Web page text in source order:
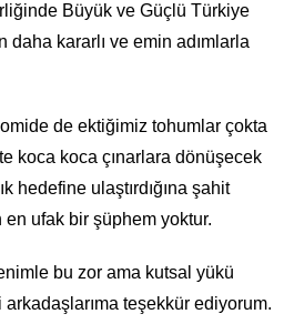
Büyük ve Güçlü Türkiye
kararlı ve emin adımlarla
de ektiğimiz tohumlar çokta
koca koca çınarlara dönüşecek
hedefine ulaştırdığına şahit
ufak bir şüphem yoktur.
bu zor ama kutsal yükü
teşekkür ediyorum.